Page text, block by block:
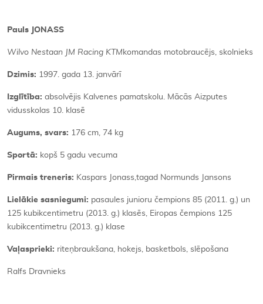
Pauls JONASS
Wilvo Nestaan JM Racing KTM komandas motobraucējs, skolnieks
Dzimis: 1997. gada 13. janvārī
Izglītība: absolvējis Kalvenes pamatskolu. Mācās Aizputes
vidusskolas 10. klasē
Augums, svars: 176 cm, 74 kg
Sportā: kopš 5 gadu vecuma
Pirmais treneris: Kaspars Jonass,tagad Normunds Jansons
Lielākie sasniegumi: pasaules junioru čempions 85 (2011. g.) un
125 kubikcentimetru (2013. g.) klasēs, Eiropas čempions 125
kubikcentimetru (2013. g.) klase
Vaļasprieki: riteņbraukšana, hokejs, basketbols, slēpošana
Ralfs Dravnieks